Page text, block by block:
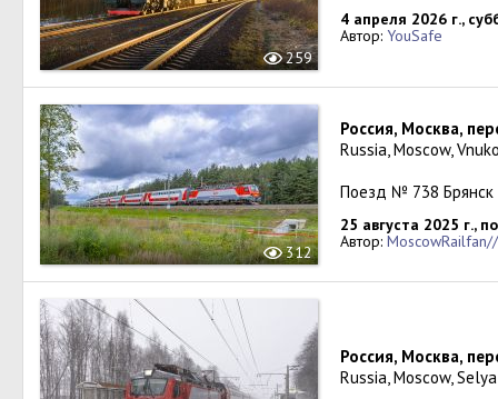
259
4 апреля 2026 г.,
Автор: YouSafe
312
Россия, Москва,
Russia, Moscow,
Поезд № 738
25 августа 2025 г.,
Автор: MoscowRailfan//
Россия, Москва,
Russia, Moscow,